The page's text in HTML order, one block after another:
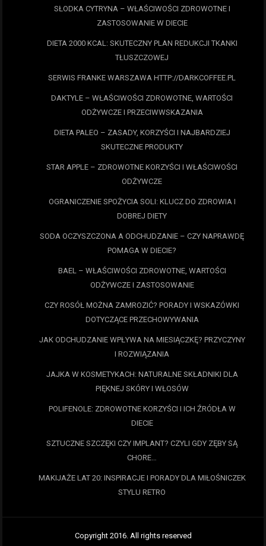
SŁODKA CYTRYNA – WŁAŚCIWOŚCI ZDROWOTNE I
ZASTOSOWANIE W DIECIE
DIETA 2000 KCAL: SKUTECZNY PLAN REDUKCJI TKANKI
TŁUSZCZOWEJ
SERWIS FRANKE WARSZAWA HTTP://DARKCOFFEE.PL
DAKTYLE – WŁAŚCIWOŚCI ZDROWOTNE, WARTOŚCI
ODŻYWCZE I PRZECIWWSKAZANIA
DIETA PALEO – ZASADY, KORZYŚCI I NAJBARDZIEJ
SKUTECZNE PRODUKTY
STAR APPLE – ZDROWOTNE KORZYŚCI I WŁAŚCIWOŚCI
ODŻYWCZE
OGRANICZENIE SPOŻYCIA SOLI: KLUCZ DO ZDROWIA I
DOBREJ DIETY
SODA OCZYSZCZONA A ODCHUDZANIE – CZY NAPRAWDĘ
POMAGA W DIECIE?
BAEL – WŁAŚCIWOŚCI ZDROWOTNE, WARTOŚCI
ODŻYWCZE I ZASTOSOWANIE
CZY ROSÓŁ MOŻNA ZAMROZIĆ? PORADY I WSKAZÓWKI
DOTYCZĄCE PRZECHOWYWANIA
JAK ODCHUDZANIE WPŁYWA NA MIESIĄCZKĘ? PRZYCZYNY
I ROZWIĄZANIA
JAJKA W KOSMETYKACH: NATURALNE SKŁADNIKI DLA
PIĘKNEJ SKÓRY I WŁOSÓW
POLIFENOLE: ZDROWOTNE KORZYŚCI I ICH ŹRÓDŁA W
DIECIE
SZTUCZNE SZCZĘKI CZY IMPLANT? CZYLI GDY ZĘBY SĄ
CHORE…
MAKIJAŻE LAT 20: INSPIRACJE I PORADY DLA MIŁOŚNICZEK
STYLU RETRO
Copyright 2016. All rights reserved